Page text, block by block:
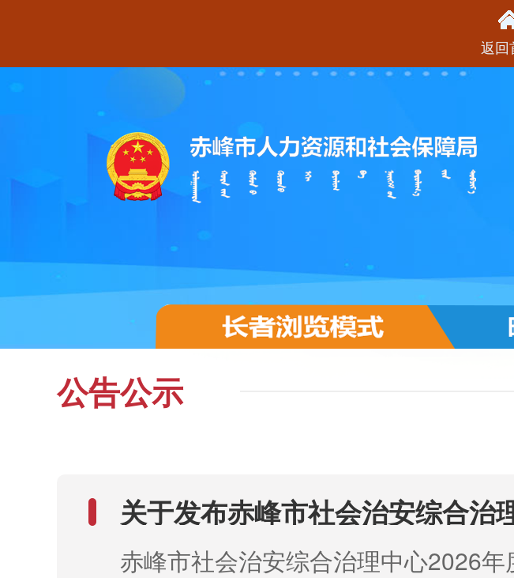
返回
公告公示
关于发布赤峰市社会治安综合治
赤峰市社会治安综合治理中心2026